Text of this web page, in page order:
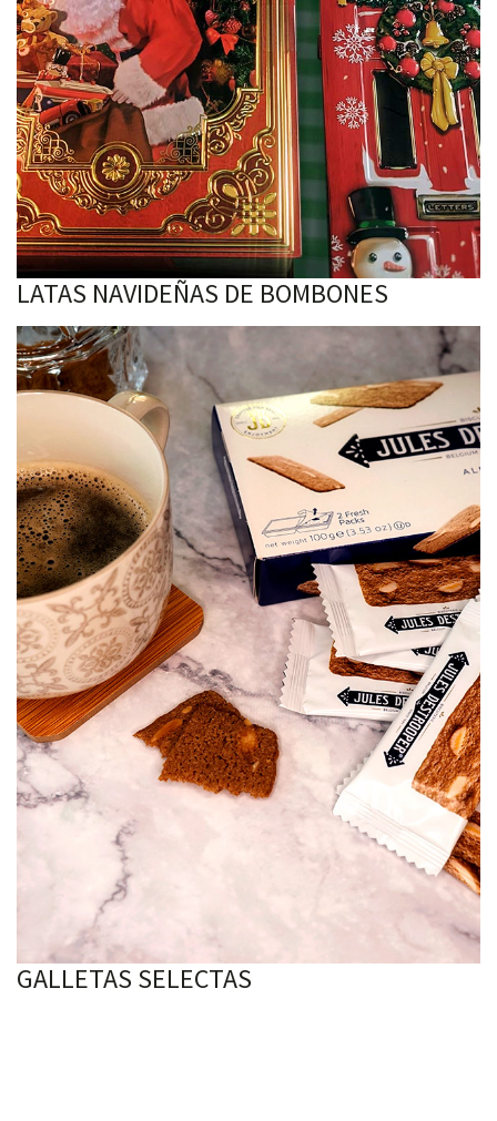
LATAS NAVIDEÑAS DE BOMBONES
GALLETAS SELECTAS